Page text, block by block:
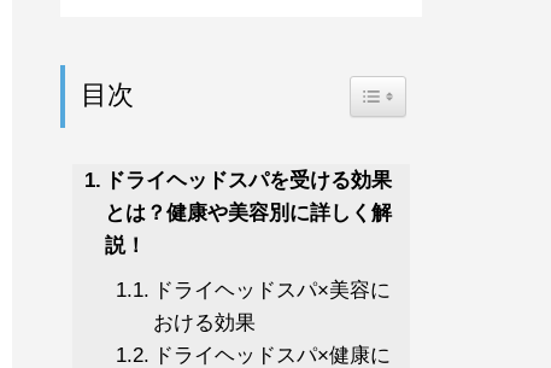
目次 Toggle Table of Content
ドライヘッドスパを受ける効果
とは？健康や美容別に詳しく解
説！
ドライヘッドスパ×美容に
おける効果
ドライヘッドスパ×健康に